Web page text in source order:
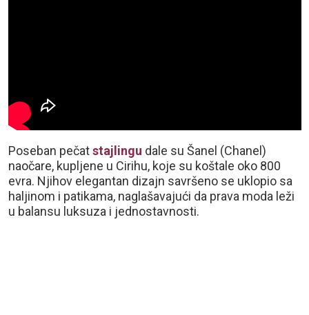
Poseban pečatstajlingu dale su Šanel (Chanel)
naočare, kupljene u Cirihu, koje su koštale oko 800
evra. Njihov elegantan dizajn savršeno se uklopio sa
haljinom i patikama, naglašavajući da prava moda leži
u balansu luksuza i jednostavnosti.